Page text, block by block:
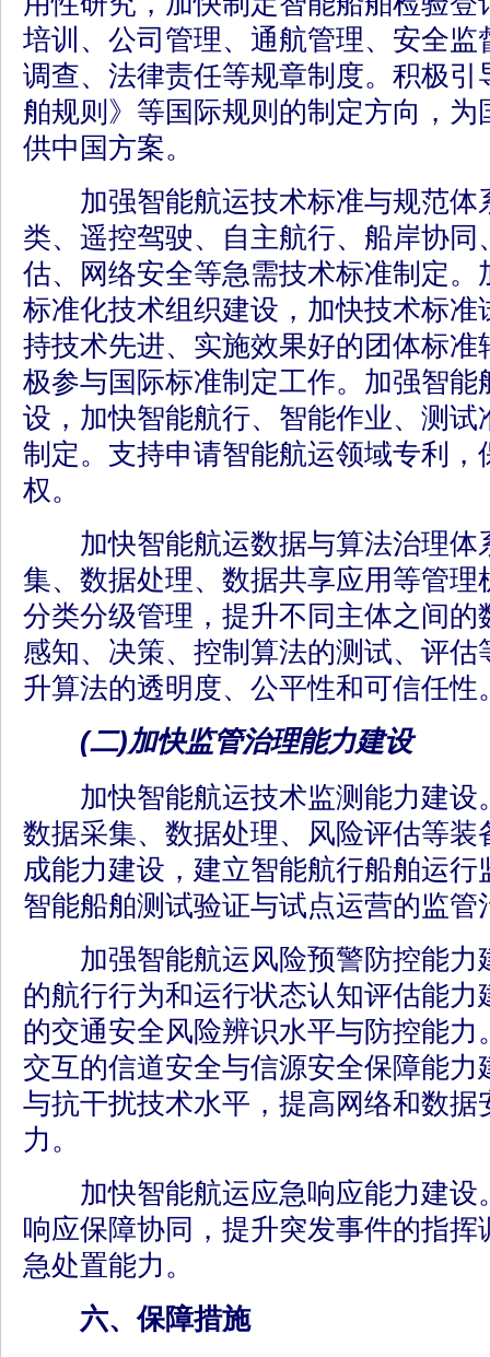
培训、公司管理、通航管理、安全监
调查、法律责任等规章制度。积极引
舶规则》等国际规则的制定方向，
供中国方案。
加强智能航运技术标准与规范体
类、遥控驾驶、自主航行、船岸协
估、网络安全等急需技术标准制定。
标准化技术组织建设，加快技术标准
持技术先进、实施效果好的团体标准
极参与国际标准制定工作。加强智能
设，加快智能航行、智能作业、测试
制定。支持申请智能航运领域专利，
权。
加快智能航运数据与算法治理体
集、数据处理、数据共享应用等管理
分类分级管理，提升不同主体之间的
感知、决策、控制算法的测试、评
升算法的透明度、公平性和可信任性
(二)加快监管治理能力建设
加快智能航运技术监测能力建设
数据采集、数据处理、风险评估等装
成能力建设，建立智能航行船舶运
智能船舶测试验证与试点运营的监管
加强智能航运风险预警防控能力
的航行行为和运行状态认知评估能
的交通安全风险辨识水平与防控能
交互的信道安全与信源安全保障能力
与抗干扰技术水平，提高网络和数据
力。
加快智能航运应急响应能力建设
响应保障协同，提升突发事件的指
急处置能力。
六、保障措施